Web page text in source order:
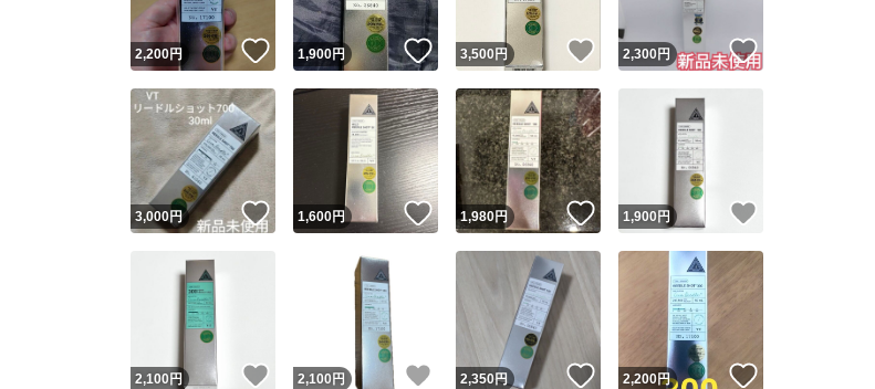
2,200円 いいね！
1,900円 いいね！
3,500 円 いいね！
2,300円 いいね！
3,000円 いいね！
1,600円 いいね！
1,980円 いいね！
1,900 円
2,100 円 いいね！
2,100 円 いいね！
2,350円 いいね！
2,200円